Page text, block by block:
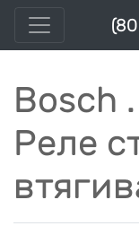
Bosch
Реле